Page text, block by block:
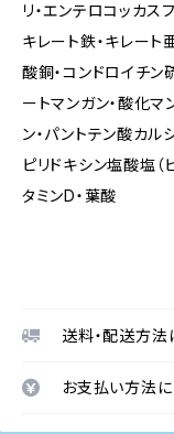
リ・エンテロコッカス
キレート鉄・キレート
酸銅・コンドロイチン
ートマンガン・酸化マ
ン・パントテン酸カル
ピリドキシン塩酸塩（
タミンD・葉酸
送料・配送方法
お支払い方法に